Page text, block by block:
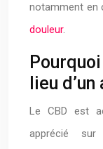
notamment en
douleur.
lieu
Le CBD est
apprécié